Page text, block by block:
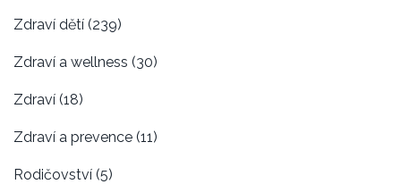
Zdraví dětí (239)
Zdraví a wellness (30)
Zdraví (18)
Zdraví a prevence (11)
Rodičovství (5)